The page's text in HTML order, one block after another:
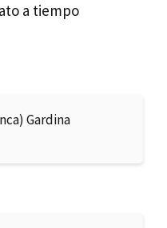
a tiempo
Gardina